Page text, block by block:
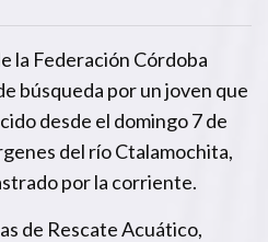
la Federación Córdoba
búsqueda por un joven que
desde el domingo 7 de
del río Ctalamochita,
por la corriente.
de Rescate Acuático,